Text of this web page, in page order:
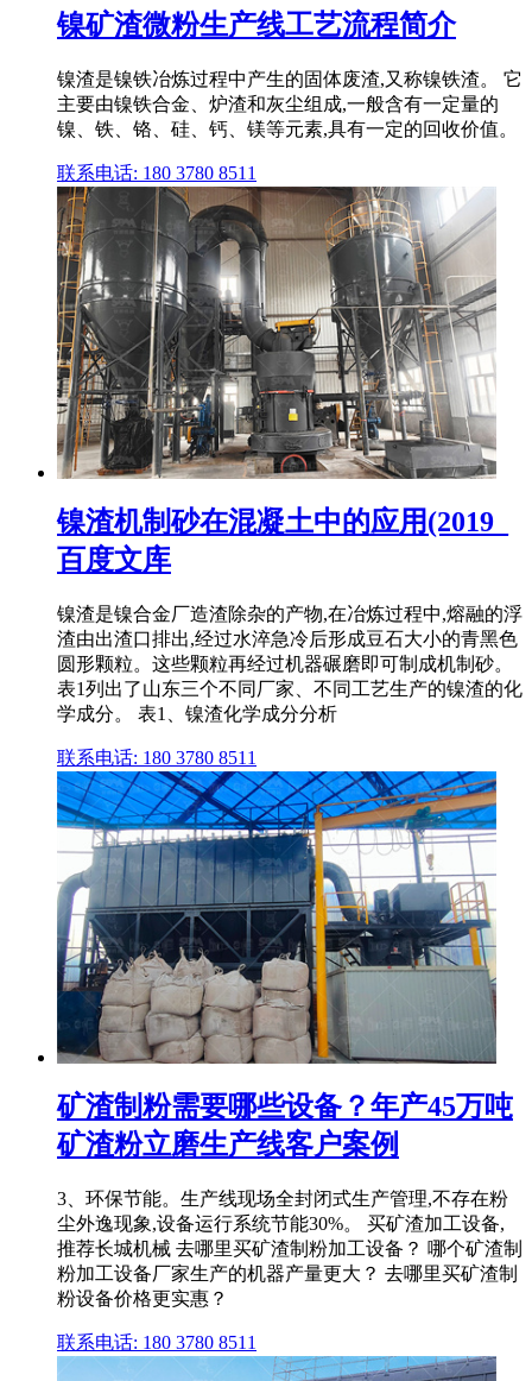
镍矿渣微粉生产线工艺流程简介
镍渣是镍铁冶炼过程中产生的固体废渣,又称镍铁渣。 它
主要由镍铁合金、炉渣和灰尘组成,一般含有一定量的
镍、铁、铬、硅、钙、镁等元素,具有一定的回收价值。
联系电话: 180 3780 8511
镍渣机制砂在混凝土中的应用(2019_
百度文库
镍渣是镍合金厂造渣除杂的产物,在冶炼过程中,熔融的浮
渣由出渣口排出,经过水淬急冷后形成豆石大小的青黑色
圆形颗粒。这些颗粒再经过机器碾磨即可制成机制砂。
表1列出了山东三个不同厂家、不同工艺生产的镍渣的化
学成分。 表1、镍渣化学成分分析
联系电话: 180 3780 8511
矿渣制粉需要哪些设备？年产45万吨
矿渣粉立磨生产线客户案例
3、环保节能。生产线现场全封闭式生产管理,不存在粉
尘外逸现象,设备运行系统节能30%。 买矿渣加工设备,
推荐长城机械 去哪里买矿渣制粉加工设备？ 哪个矿渣制
粉加工设备厂家生产的机器产量更大？ 去哪里买矿渣制
粉设备价格更实惠？
联系电话: 180 3780 8511